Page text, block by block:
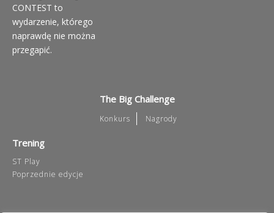
CONTEST to
wydarzenie, którego
naprawdę nie można
przegapić.
The Big Challenge
Konkurs Nagrody
Trening
ST Play
Poprzednie edycje